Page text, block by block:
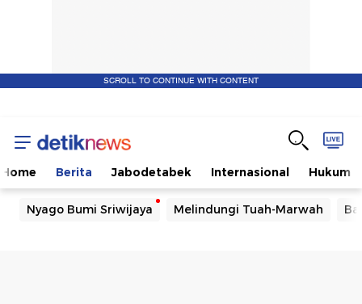
SCROLL TO CONTINUE WITH CONTENT
Home Berita Jabodetabek Internasional Hukum
Nyago Bumi Sriwijaya Melindungi Tuah-Marwah